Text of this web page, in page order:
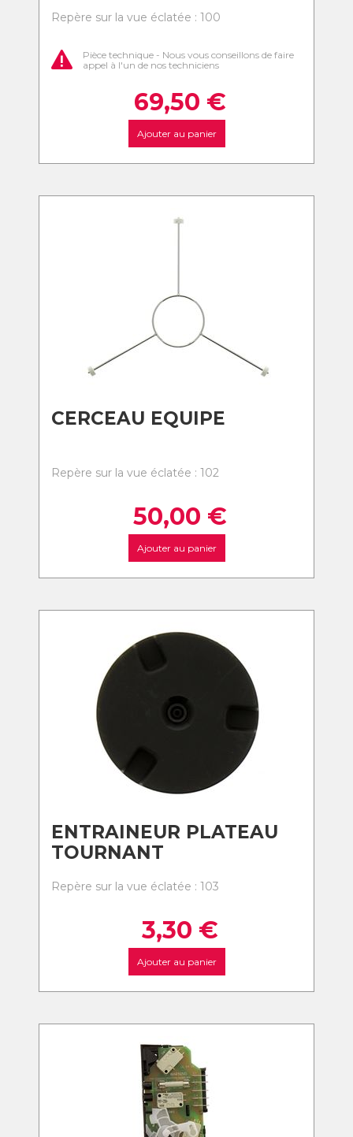
Repère sur la vue éclatée : 100
Pièce technique - Nous vous conseillons de faire
appel à l'un de nos techniciens
69,50 €
Ajouter au panier
CERCEAU EQUIPE
Repère sur la vue éclatée : 102
50,00 €
Ajouter au panier
ENTRAINEUR PLATEAU
TOURNANT
Repère sur la vue éclatée : 103
3,30 €
Ajouter au panier